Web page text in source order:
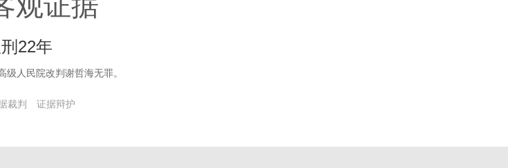
22年
人民院改判谢哲海无罪。
裁判 证据辩护